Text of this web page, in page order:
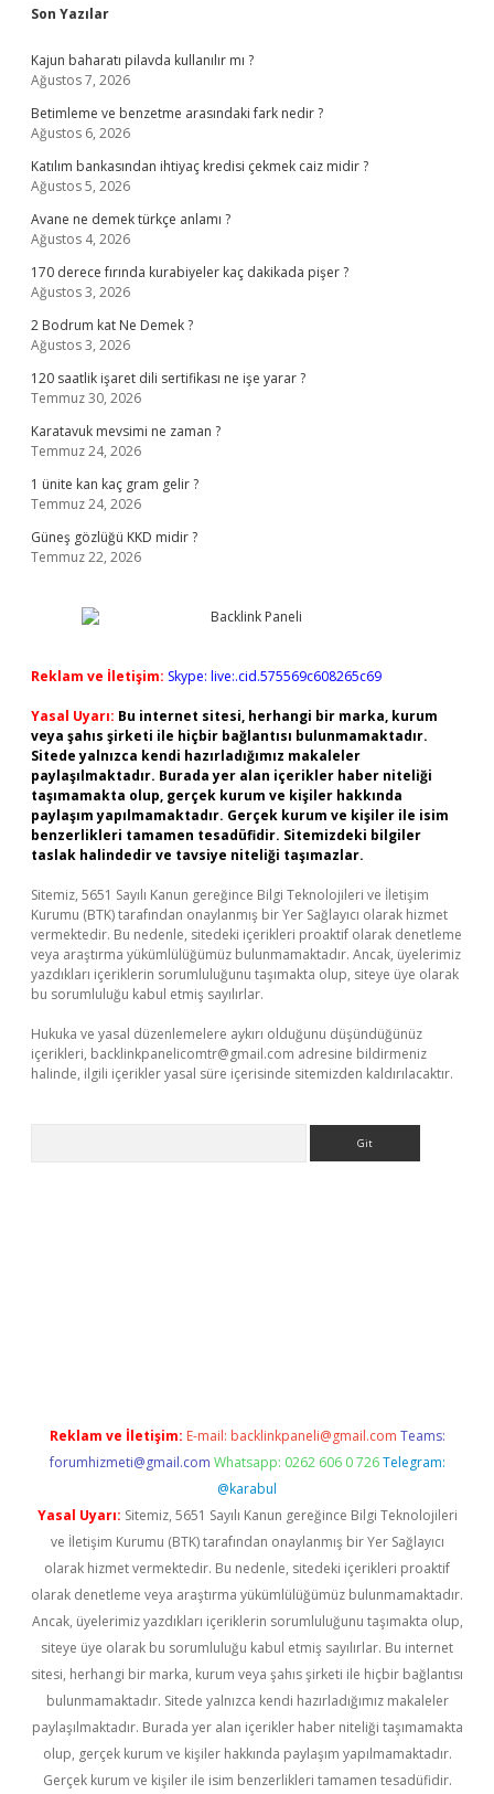
Sidebar
Son Yazılar
Kajun baharatı pilavda kullanılır mı ?
Ağustos 7, 2026
Betimleme ve benzetme arasındaki fark nedir ?
Ağustos 6, 2026
Katılım bankasından ihtiyaç kredisi çekmek caiz midir ?
Ağustos 5, 2026
Avane ne demek türkçe anlamı ?
Ağustos 4, 2026
170 derece fırında kurabiyeler kaç dakikada pişer ?
Ağustos 3, 2026
2 Bodrum kat Ne Demek ?
Ağustos 3, 2026
120 saatlik işaret dili sertifikası ne işe yarar ?
Temmuz 30, 2026
Karatavuk mevsimi ne zaman ?
Temmuz 24, 2026
1 ünite kan kaç gram gelir ?
Temmuz 24, 2026
Güneş gözlüğü KKD midir ?
Temmuz 22, 2026
Reklam ve İletişim: Skype: live:.cid.575569c608265c69
Yasal Uyarı: Bu internet sitesi, herhangi bir marka, kurum
veya şahıs şirketi ile hiçbir bağlantısı bulunmamaktadır.
Sitede yalnızca kendi hazırladığımız makaleler
paylaşılmaktadır. Burada yer alan içerikler haber niteliği
taşımamakta olup, gerçek kurum ve kişiler hakkında
paylaşım yapılmamaktadır. Gerçek kurum ve kişiler ile isim
benzerlikleri tamamen tesadüfidir. Sitemizdeki bilgiler
taslak halindedir ve tavsiye niteliği taşımazlar.
Sitemiz, 5651 Sayılı Kanun gereğince Bilgi Teknolojileri ve İletişim
Kurumu (BTK) tarafından onaylanmış bir Yer Sağlayıcı olarak hizmet
vermektedir. Bu nedenle, sitedeki içerikleri proaktif olarak denetleme
veya araştırma yükümlülüğümüz bulunmamaktadır. Ancak, üyelerimiz
yazdıkları içeriklerin sorumluluğunu taşımakta olup, siteye üye olarak
bu sorumluluğu kabul etmiş sayılırlar.
Hukuka ve yasal düzenlemelere aykırı olduğunu düşündüğünüz
içerikleri, backlinkpanelicomtr@gmail.com adresine bildirmeniz
halinde, ilgili içerikler yasal süre içerisinde sitemizden kaldırılacaktır.
Reklam ve İletişim: E-mail: backlinkpaneli@gmail.com Teams:
forumhizmeti@gmail.com Whatsapp: 0262 606 0 726 Telegram:
@karabul
Yasal Uyarı: Sitemiz, 5651 Sayılı Kanun gereğince Bilgi Teknolojileri
ve İletişim Kurumu (BTK) tarafından onaylanmış bir Yer Sağlayıcı
olarak hizmet vermektedir. Bu nedenle, sitedeki içerikleri proaktif
olarak denetleme veya araştırma yükümlülüğümüz bulunmamaktadır.
Ancak, üyelerimiz yazdıkları içeriklerin sorumluluğunu taşımakta olup,
siteye üye olarak bu sorumluluğu kabul etmiş sayılırlar. Bu internet
sitesi, herhangi bir marka, kurum veya şahıs şirketi ile hiçbir bağlantısı
bulunmamaktadır. Sitede yalnızca kendi hazırladığımız makaleler
paylaşılmaktadır. Burada yer alan içerikler haber niteliği taşımamakta
olup, gerçek kurum ve kişiler hakkında paylaşım yapılmamaktadır.
Gerçek kurum ve kişiler ile isim benzerlikleri tamamen tesadüfidir.